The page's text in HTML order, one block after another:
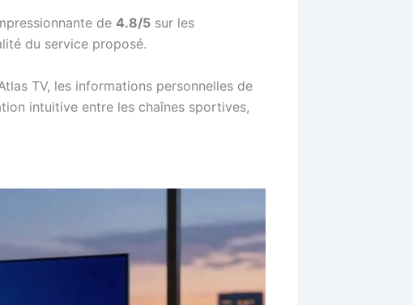
de 4.8/5 sur les
du service proposé.
TV, les informations personnelles de
intuitive entre les chaînes sportives,